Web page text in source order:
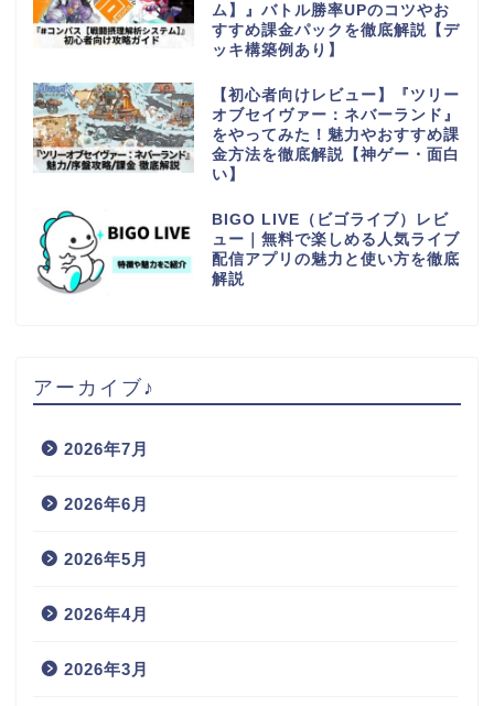
ム】』バトル勝率UPのコツやお
すすめ課金パックを徹底解説【デ
ッキ構築例あり】
【初心者向けレビュー】『ツリー
オブセイヴァー：ネバーランド』
をやってみた！魅力やおすすめ課
金方法を徹底解説【神ゲー・面白
い】
BIGO LIVE（ビゴライブ）レビ
ュー｜無料で楽しめる人気ライブ
配信アプリの魅力と使い方を徹底
解説
アーカイブ♪
2026年7月
2026年6月
2026年5月
2026年4月
2026年3月